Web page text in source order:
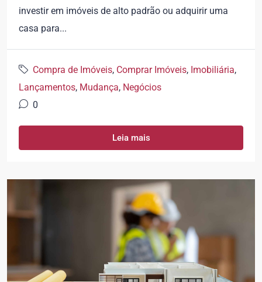
investir em imóveis de alto padrão ou adquirir uma
casa para...
Compra de Imóveis, Comprar Imóveis, Imobiliária,
Lançamentos, Mudança, Negócios
0
Leia mais